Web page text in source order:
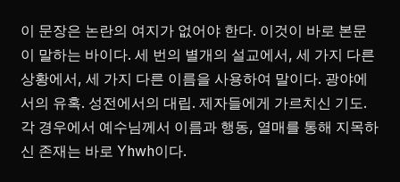
이 문장은 논란의 여지가 없어야 한다. 이것이 바로 본문
이 말하는 바이다. 세 번의 별개의 설교에서, 세 가지 다른
상황에서, 세 가지 다른 이름을 사용하여 말이다. 광야에
서의 유혹. 성전에서의 대립. 제자들에게 가르치신 기도.
각 경우에서 예수님께서 이름과 행동, 열매를 통해 지목하
신 존재는 바로 Yhwh이다.